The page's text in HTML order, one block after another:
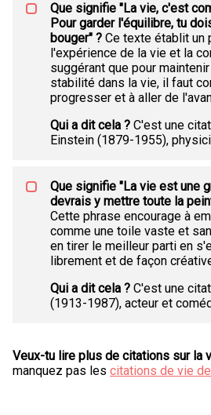
Que signifie "La vie, c'est
Pour garder l'équilibre, tu
bouger" ? Ce texte établit un
l'expérience de la vie et la
suggérant que pour
stabilité dans la vie, il faut
progresser et à aller de
Qui a dit cela ? C'est une
Einstein (1879-1955),
Que signifie "La vie est une
devrais y mettre toute la
Cette phrase encourage à
comme une toile vaste et
en tirer le meilleur parti en
librement et de façon
Qui a dit cela ? C'est une
(1913-1987), acteur et
Veux-tu lire plus de citations sur la
manquez pas les citations de vie